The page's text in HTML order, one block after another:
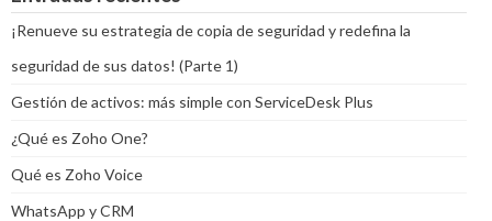
¡Renueve su estrategia de copia de seguridad y redefina la
seguridad de sus datos! (Parte 1)
Gestión de activos: más simple con ServiceDesk Plus
¿Qué es Zoho One?
Qué es Zoho Voice
WhatsApp y CRM